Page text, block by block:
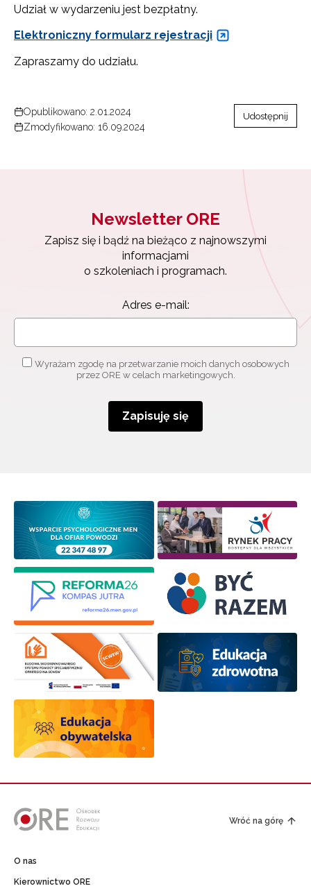
Udział w wydarzeniu jest bezpłatny.
Elektroniczny formularz rejestracji
Zapraszamy do udziału.
Opublikowano: 2.01.2024
Zmodyfikowano: 16.09.2024
Udostępnij
Newsletter ORE
Zapisz się i bądź na bieżąco z najnowszymi
informacjami
o szkoleniach i programach.
Adres e-mail:
Wyrażam zgodę na przetwarzanie moich danych osobowych
przez ORE w celach marketingowych.
Zapisuję się
Wróć na górę
O nas
Kierownictwo ORE
Newsletter ORE
Zapisz się i bądź na bieżąco z najnowszymi
informacjami
Wyrażam zgodę na przetwarzanie moich danych
osobowych przez ORE w celach marketingowych.